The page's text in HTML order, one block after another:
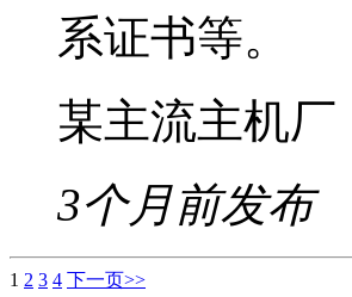
系证书等。
某主流主机厂
3个月前发布
1 2 3 4 下一页>>